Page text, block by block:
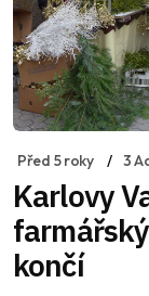
Před 5 roky 3
Karlovy
farmářských
končí